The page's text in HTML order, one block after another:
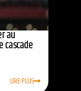
au
cascade
LIRE PLUS